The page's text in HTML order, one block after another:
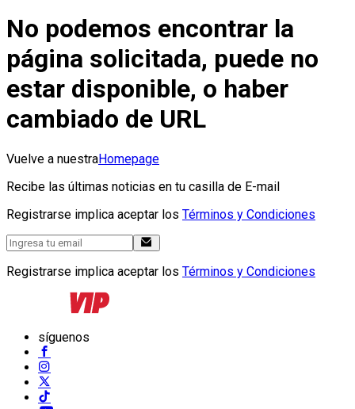
No podemos encontrar la
página solicitada, puede no
estar disponible, o haber
cambiado de URL
Vuelve a nuestraHomepage
Recibe las últimas noticias en tu casilla de E-mail
Registrarse implica aceptar los Términos y Condiciones
Registrarse implica aceptar los Términos y Condiciones
síguenos